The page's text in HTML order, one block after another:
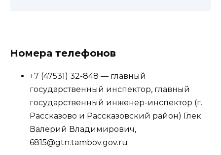
Номера телефонов
+7 (47531) 32-848 — главный
государственный инспектор, главный
государственный инженер-инспектор (г.
Рассказово и Рассказовский район) Глек
Валерий Владимирович,
6815@gtn.tambov.gov.ru